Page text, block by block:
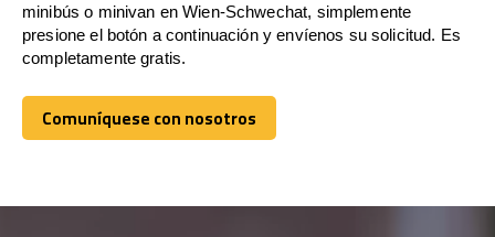
minibús o minivan en Wien-Schwechat, simplemente
presione el botón a continuación y envíenos su solicitud. Es
completamente gratis.
Comuníquese con nosotros
Comuníquese con nosotros